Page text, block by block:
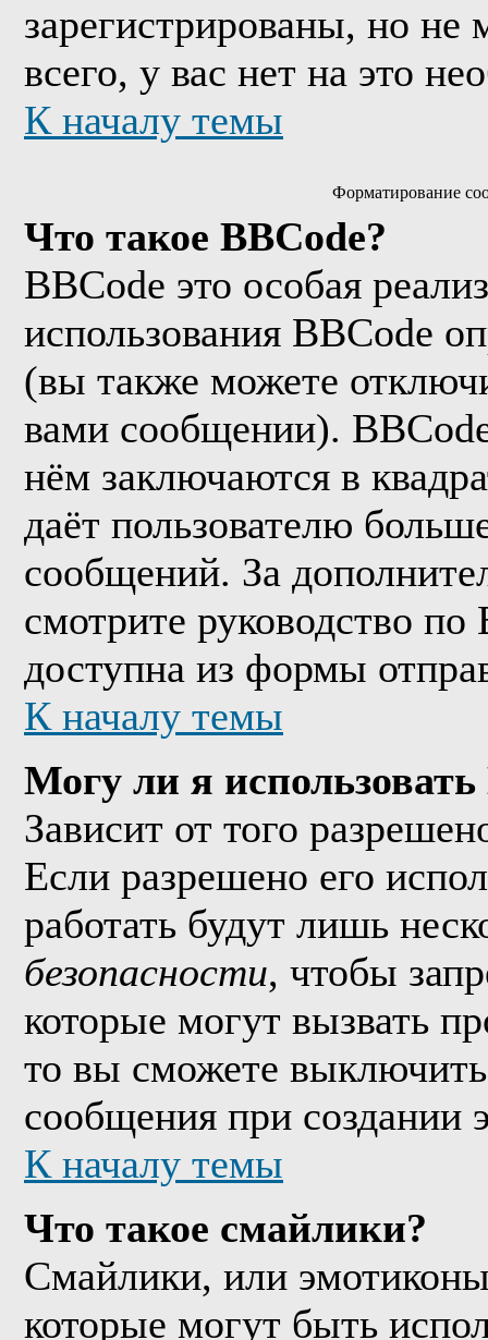
зарегистрированы, но не
всего, у вас нет на это
К началу темы
Форматирование
Что такое BBCode?
BBCode это особая
использования BBCode
(вы также можете
вами сообщении).
нём заключаются в
даёт пользователю
сообщений. За
смотрите руководство
доступна из формы
К началу темы
Могу ли я
Зависит от того
Если разрешено его
работать будут лишь
безопасности, чтобы
которые могут вызвать
то вы сможете выключить
сообщения при создании
К началу темы
Что такое смайлики?
Смайлики, или
которые могут быть